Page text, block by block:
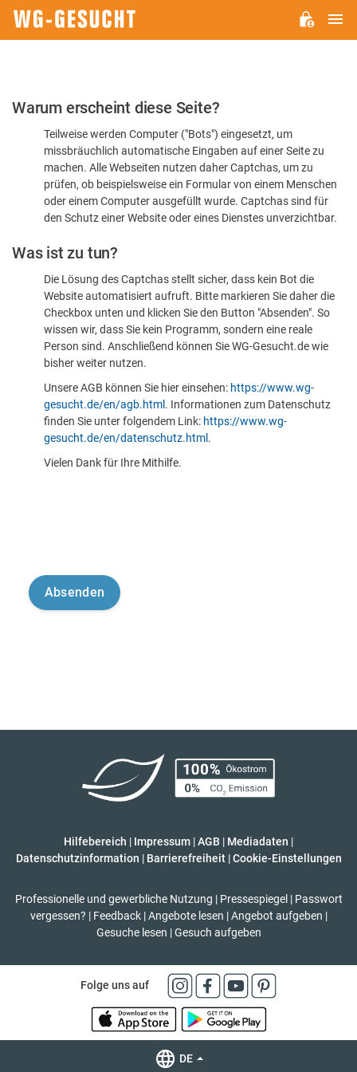
Bitte
dass
sind
Warum erscheint diese Seite?
Teilweise werden Computer ("Bots") eingesetzt, um
missbräuchlich automatische Eingaben auf einer Seite zu
machen. Alle Webseiten nutzen daher Captchas, um zu
prüfen, ob beispielsweise ein Formular von einem Menschen
oder einem Computer ausgefüllt wurde. Captchas sind für
den Schutz einer Website oder eines Dienstes unverzichtbar.
Was ist zu tun?
Die Lösung des Captchas stellt sicher, dass kein Bot die
Website automatisiert aufruft. Bitte markieren Sie daher die
Checkbox unten und klicken Sie den Button "Absenden". So
wissen wir, dass Sie kein Programm, sondern eine reale
Person sind. Anschließend können Sie WG-Gesucht.de wie
bisher weiter nutzen.
Unsere AGB können Sie hier einsehen: https://www.wg-
gesucht.de/en/agb.html . Informationen zum Datenschutz
finden Sie unter folgendem Link: https://www.wg-
gesucht.de/en/datenschutz.html .
Vielen Dank für Ihre Mithilfe.
Hilfebereich | Impressum |AGB | Mediadaten |
Datenschutzinformation | Barrierefreiheit | Cookie-Einstellungen
Professionelle und gewerbliche Nutzung | Pressespiegel | Passwort
vergessen? | Feedback | Angebote lesen | Angebot aufgeben |
Gesuche lesen | Gesuch aufgeben
Folge uns auf
DE